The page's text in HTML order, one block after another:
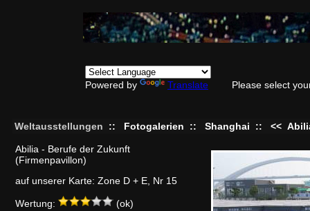
Powered by Translate Please select
Weltausstellungen :: Fotogalerien :: Shanghai :: <<
Abilia - Berufe der Zukunft
(Firmenpavillon)
auf unserer Karte: Zone D + E, Nr 15
Wertung:
(ok)